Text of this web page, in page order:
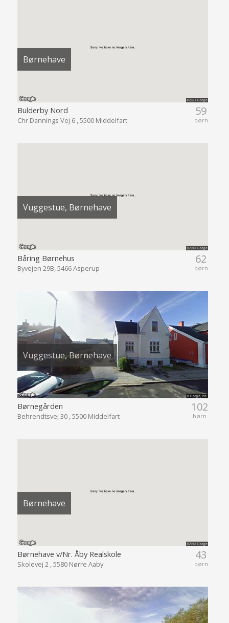
Børnehave
59
børn
Bulderby Nord
Chr Dannings Vej 6 , 5500 Middelfart
Vuggestue, Børnehave
62
børn
Båring Børnehus
Byvejen 29B, 5466 Asperup
Vuggestue, Børnehave
102
børn
Børnegården
Behrendtsvej 30 , 5500 Middelfart
Børnehave
43
børn
Børnehave v/Nr. Åby Realskole
Skolevej 2 , 5580 Nørre Aaby